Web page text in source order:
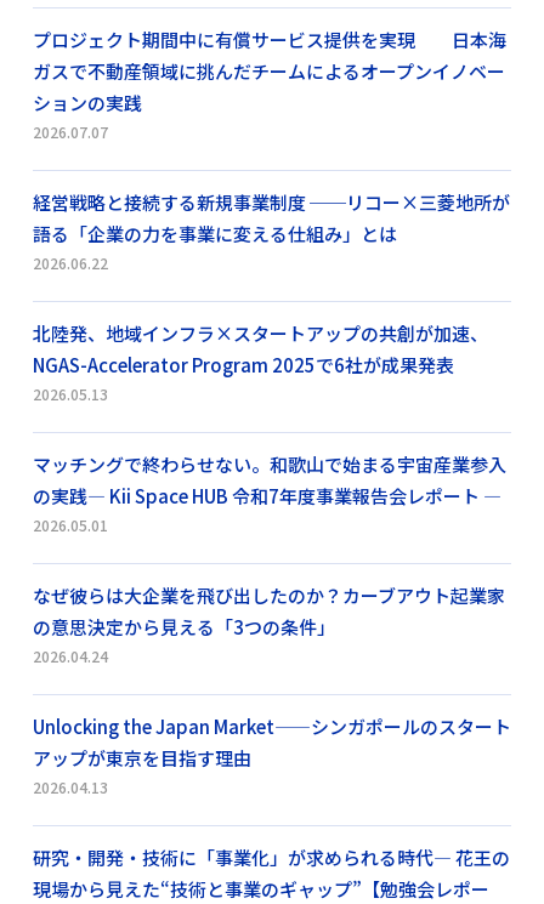
プロジェクト期間中に有償サービス提供を実現 日本海
ガスで不動産領域に挑んだチームによるオープンイノベー
ションの実践
2026.07.07
経営戦略と接続する新規事業制度 ──リコー×三菱地所が
語る「企業の力を事業に変える仕組み」とは
2026.06.22
北陸発、地域インフラ×スタートアップの共創が加速、
NGAS-Accelerator Program 2025で6社が成果発表
2026.05.13
マッチングで終わらせない。和歌山で始まる宇宙産業参入
の実践― Kii Space HUB 令和7年度事業報告会レポート ―
2026.05.01
なぜ彼らは大企業を飛び出したのか？カーブアウト起業家
の意思決定から見える「3つの条件」
2026.04.24
Unlocking the Japan Market——シンガポールのスタート
アップが東京を目指す理由
2026.04.13
研究・開発・技術に「事業化」が求められる時代― 花王の
現場から見えた“技術と事業のギャップ”【勉強会レポー